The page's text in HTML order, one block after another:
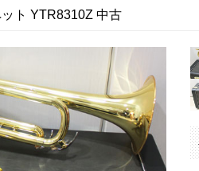
ト YTR8310Z 中古